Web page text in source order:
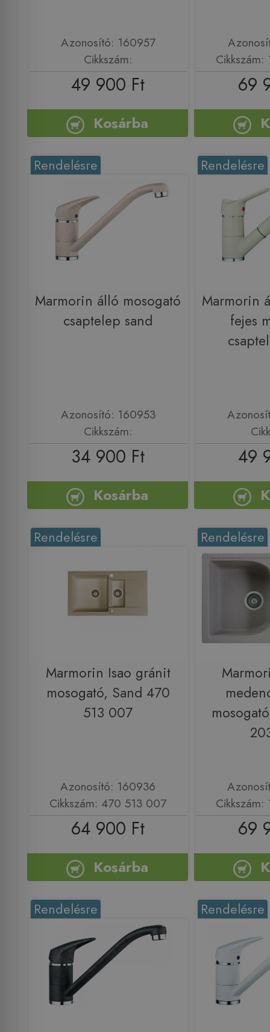
Azonosító: 160957
Cikkszám:
49 900 Ft
Kosárba
69
Rendelésre
Marmorin álló mosogató
csaptelep sand
Azonosító: 160953
Cikkszám:
34 900 Ft
Kosárba
Rendelésre
Marmorin
fejes
49
Rendelésre
Marmorin Isao gránit
mosogató, Sand 470
513 007
Azonosító: 160936
Cikkszám: 470 513 007
64 900 Ft
Kosárba
Rendelésre
69
Rendelésre Rendelésre